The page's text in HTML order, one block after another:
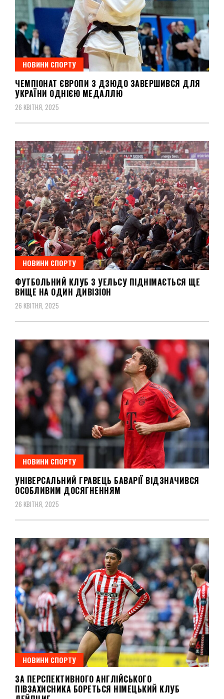
НОВИНИ СПОРТУ
ЧЕМПІОНАТ ЄВРОПИ З ДЗЮДО ЗАВЕРШИВСЯ ДЛЯ
УКРАЇНИ ОДНІЄЮ МЕДАЛЛЮ
26 КВІТНЯ, 2025
НОВИНИ СПОРТУ
ФУТБОЛЬНИЙ КЛУБ З УЕЛЬСУ ПІДНІМАЄТЬСЯ ЩЕ
ВИЩЕ НА ОДИН ДИВІЗІОН
26 КВІТНЯ, 2025
НОВИНИ СПОРТУ
УНІВЕРСАЛЬНИЙ ГРАВЕЦЬ БАВАРІЇ ВІДЗНАЧИВСЯ
ОСОБЛИВИМ ДОСЯГНЕННЯМ
26 КВІТНЯ, 2025
НОВИНИ СПОРТУ
ЗА ПЕРСПЕКТИВНОГО АНГЛІЙСЬКОГО
ПІВЗАХИСНИКА БОРЕТЬСЯ НІМЕЦЬКИЙ КЛУБ